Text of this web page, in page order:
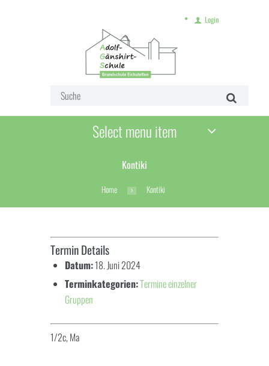
Login
Select menu item
Kontiki
Home Kontiki
Termin Details
Datum:18. Juni 2024
Terminkategorien:Termine einzelner
Gruppen
1/2c, Ma